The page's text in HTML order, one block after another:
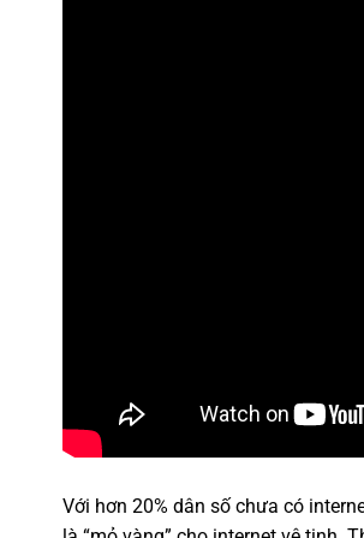
Với hơn 20% dân số chưa có